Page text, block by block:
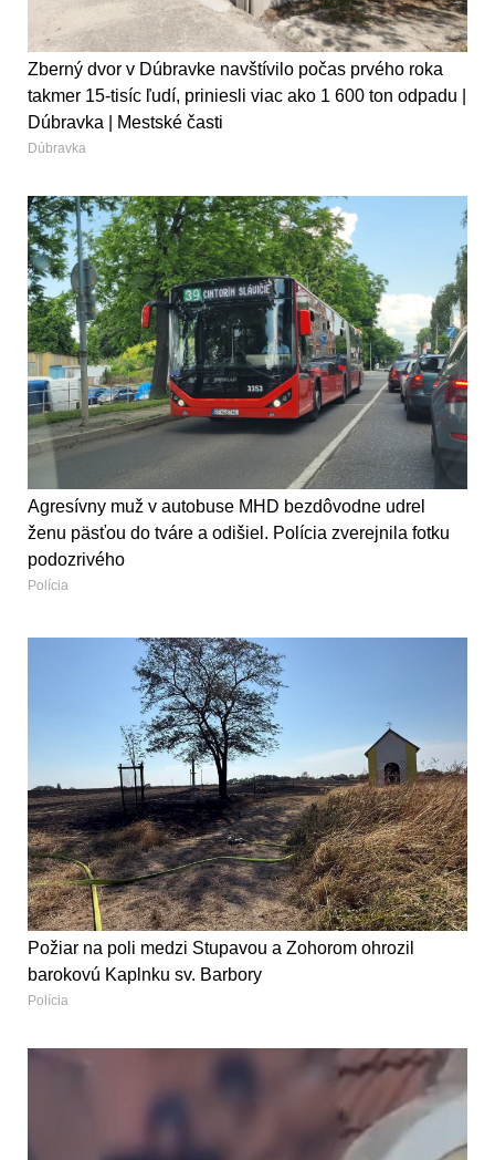
Zberný dvor v Dúbravke navštívilo počas prvého roka
takmer 15-tisíc ľudí, priniesli viac ako 1 600 ton odpadu |
Dúbravka | Mestské časti
Dúbravka
Agresívny muž v autobuse MHD bezdôvodne udrel
ženu päsťou do tváre a odišiel. Polícia zverejnila fotku
podozrivého
Polícia
Požiar na poli medzi Stupavou a Zohorom ohrozil
barokovú Kaplnku sv. Barbory
Polícia